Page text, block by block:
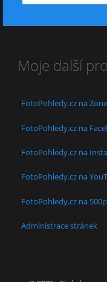
Moje další
FotoPohledy.cz na
FotoPohledy.cz na
FotoPohledy.cz na
FotoPohledy.cz na
FotoPohledy.cz na
Administrace stránek